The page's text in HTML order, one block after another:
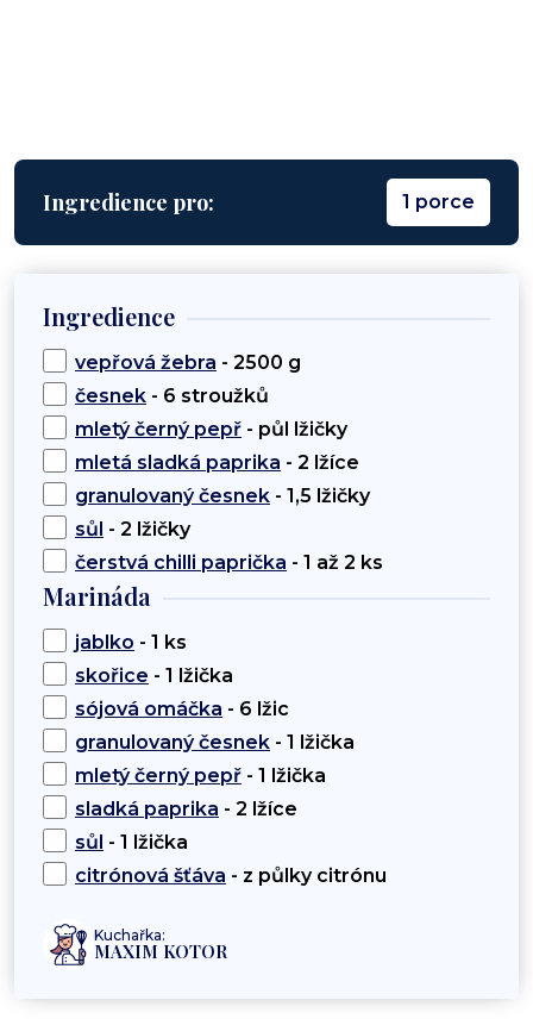
Ingredience pro: 1 porce
Ingredience
vepřová žebra - 2500 g
česnek - 6 stroužků
mletý černý pepř - půl lžičky
mletá sladká paprika - 2 lžíce
granulovaný česnek - 1,5 lžičky
sůl - 2 lžičky
čerstvá chilli paprička - 1 až 2 ks
Marináda
jablko - 1 ks
skořice - 1 lžička
sójová omáčka - 6 lžic
granulovaný česnek - 1 lžička
mletý černý pepř - 1 lžička
sladká paprika - 2 lžíce
sůl - 1 lžička
citrónová šťáva - z půlky citrónu
Kuchařka:
MAXIM KOTOR